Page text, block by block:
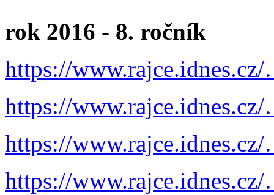
rok 2016 - 8. ročník
https://
https://
https://
https://